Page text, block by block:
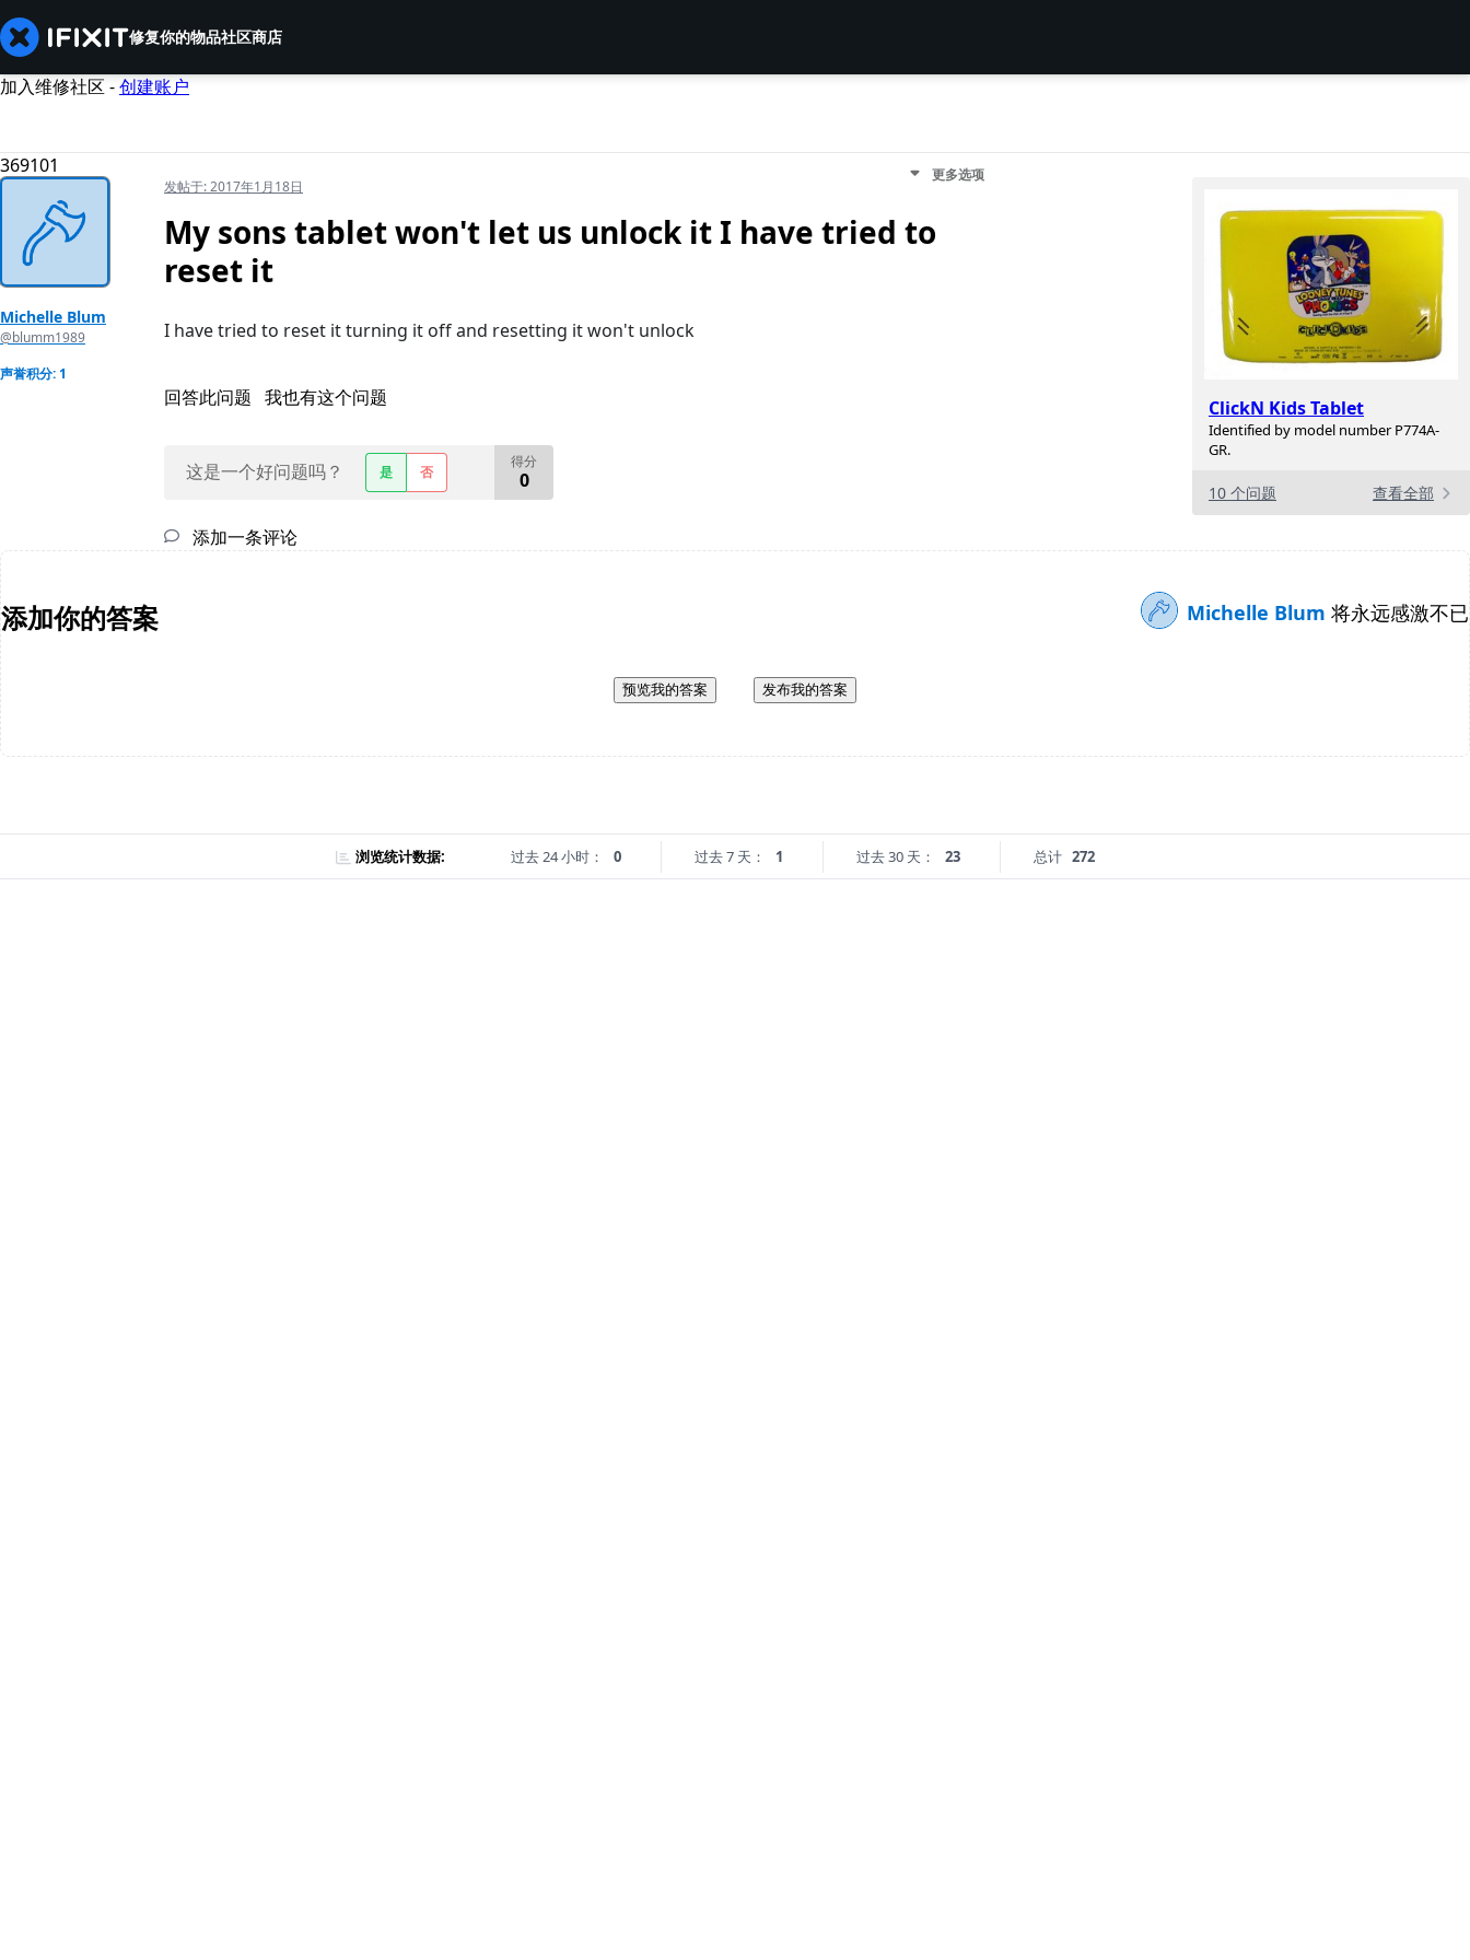
修复你的物品社区商店
加入维修社区 -创建账户
369101
ClickN Kids Tablet
Identified by model number P774A-
GR.
10 个问题 查看全部
Michelle Blum
@blumm1989
声誉积分: 1
发帖于:2017年1月18日
更多选项
My sons tablet won't let us unlock it I have tried to
reset it
I have tried to reset it turning it off and resetting it won't unlock
回答此问题 我也有这个问题
这是一个好问题吗？ 是 否
得分
0
添加一条评论
添加你的答案 Michelle Blum 将永远感激不已
预览我的答案 发布我的答案
浏览统计数据: 过去 24 小时： 0 过去 7 天： 1 过去 30 天： 23 总计 272